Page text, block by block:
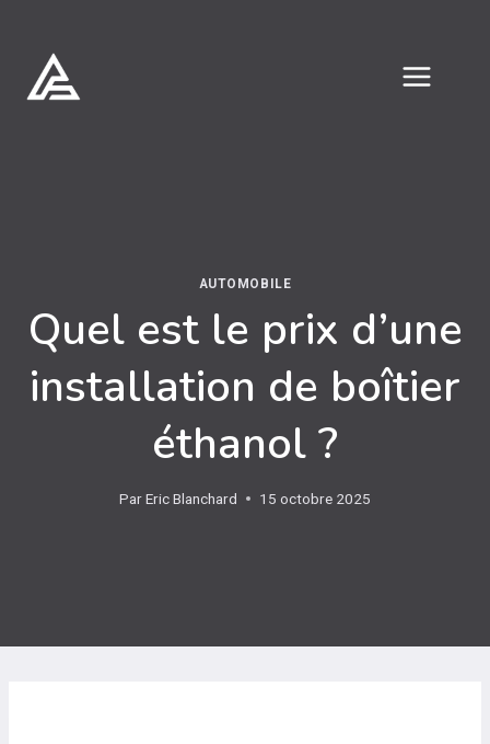
contenu
AUTOMOBILE
Quel est le prix d’une
installation de boîtier
éthanol ?
ParEric Blanchard 15 octobre 2025